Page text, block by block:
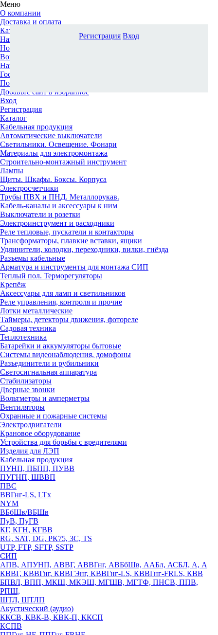
Меню
О компании
Доставка и оплата
Каталог
Наши офисы
Новости и новинки
Вопрос-ответ
Наша команда
Гос. заказчикам
Поставщикам
Добавьте сайт в избранное
Вход
Регистрация
Каталог
Кабельная продукция
Автоматические выключатели
Светильники. Освещение. Фонари
Материалы для электромонтажа
Строительно-монтажный инструмент
Лампы
Щиты. Шкафы. Боксы. Корпуса
Электросчетчики
Трубы ПВХ и ПНД. Металлорукав.
Кабель-каналы и аксессуары к ним
Выключатели и розетки
Электроинструмент и расходники
Реле тепловые, пускатели и контакторы
Трансформаторы, плавкие вставки, ящики
Удлинители, колодки, переходники, вилки, гнёзда
Разъемы кабельные
Арматура и инструменты для монтажа СИП
Теплый пол. Терморегуляторы
Крепёж
Аксессуары для ламп и светильников
Реле управления, контроля и прочие
Лотки металлические
Таймеры, детекторы движения, фотореле
Садовая техника
Теплотехника
Батарейки и аккумуляторы бытовые
Системы видеонаблюдения, домофоны
Разъединители и рубильники
Светосигнальная аппаратура
Стабилизаторы
Дверные звонки
Вольтметры и амперметры
Вентиляторы
Охранные и пожарные системы
Электродвигатели
Крановое оборудование
Устройства для борьбы с вредителями
Изделия для ЛЭП
Кабельная продукция
ПУНП, ПБПП, ПУВВ
ПУГНП, ШВВП
ПВС
ВВГнг-LS, LTx
NYM
ВБбШв/ВБШв
ПуВ, ПуГВ
КГ, КГН, КГВВ
RG, SAT, DG, РК75, 3С, TS
UTP, FTP, SFTP, SSTP
СИП
АПВ, АПУНП, АВВГ, АВВГнг, АВБбШв, ААБл, АСБЛ, А, А
КВВГ, КВВГнг, КВВГЭнг, КВВГнг-LS, КВВГнг-FRLS, КВВ
БПВЛ, ВПП, МКШ, МКЭШ, МГШВ, МГТФ, ПНСВ, ППВ,
РПШ,
ШТЛ, ШТЛП
Акустический (аудио)
ККСВ, КВК-В, КВК-П, ККСП
КСПВ
Регистрация Вход